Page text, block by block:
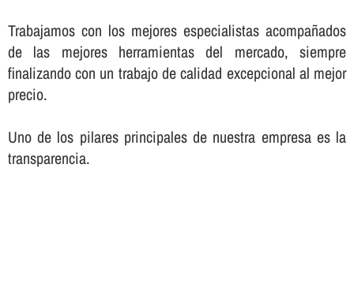
Trabajamos con los mejores especialistas acompañados
de las mejores herramientas del mercado, siempre
finalizando con un trabajo de calidad excepcional al mejor
precio.
Uno de los pilares principales de nuestra empresa es la
transparencia.